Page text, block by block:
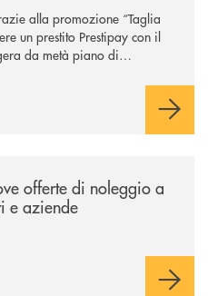
alla promozione “Taglia
un prestito Prestipay con il
da metà piano di
offerte di noleggio a
e aziende